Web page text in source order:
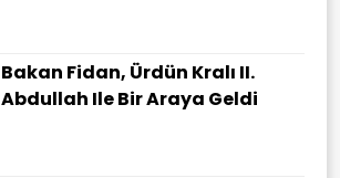
Bakan Fidan, Ürdün Kralı II.
Abdullah Ile Bir Araya Geldi